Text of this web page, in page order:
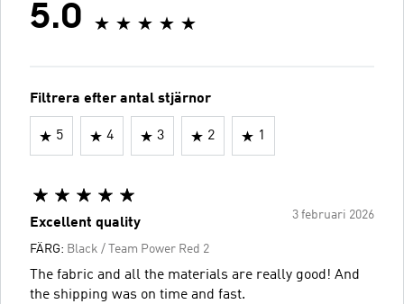
5.0
Filtrera efter antal stjärnor
5 4 3 2 1
3 februari 2026
Excellent quality
FÄRG: Black / Team Power Red 2
The fabric and all the materials are really good! And
the shipping was on time and fast.